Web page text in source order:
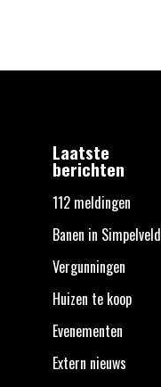
Laatste
berichten
112 meldingen
Banen in Simpelveld
Vergunningen
Huizen te koop
Evenementen
Extern nieuws